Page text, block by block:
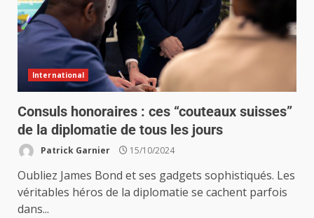
International
Consuls honoraires : ces “couteaux suisses”
de la diplomatie de tous les jours
Patrick Garnier 15/10/2024
Oubliez James Bond et ses gadgets sophistiqués. Les
véritables héros de la diplomatie se cachent parfois
dans...